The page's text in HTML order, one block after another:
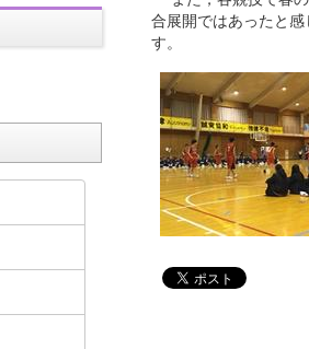
合展開ではあったと
す。